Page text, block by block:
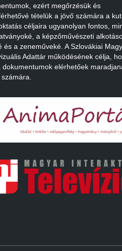
ezért megőrzésük és
tételük a jövő számára a
céljaira ugyanolyan fontos,
a képzőművészeti
és a zeneműveké. A Szlovákiai
Adattár működésének célja,
dokumentumok elérhetőek